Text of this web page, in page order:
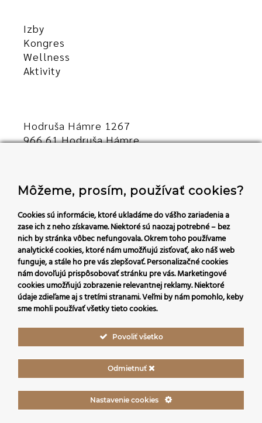
Izby
Kongres
Wellness
Aktivity
Hodruša Hámre 1267
966 61 Hodruša Hámre
recepcia@hoteldaro.sk
Sledujte nás:
Môžeme, prosím, používať cookies?
Cookies sú informácie, ktoré ukladáme do vášho zariadenia a
zase ich z neho získavame. Niektoré sú naozaj potrebné – bez
nich by stránka vôbec nefungovala.Okrem toho používame
analytické cookies, ktoré nám umožňujú zisťovať, ako náš web
funguje, a stále ho pre vás zlepšovať. Personalizačné cookies
nám dovoľujú prispôsobovať stránku pre vás.Marketingové
cookies umožňujú zobrazenie relevantnej reklamy. Niektoré
údaje zdieľame aj s tretími stranami. Veľmi by nám pomohlo, keby
sme mohli používať všetky tieto cookies.
Povoliť všetko
Odmietnuť
Nastavenie cookies